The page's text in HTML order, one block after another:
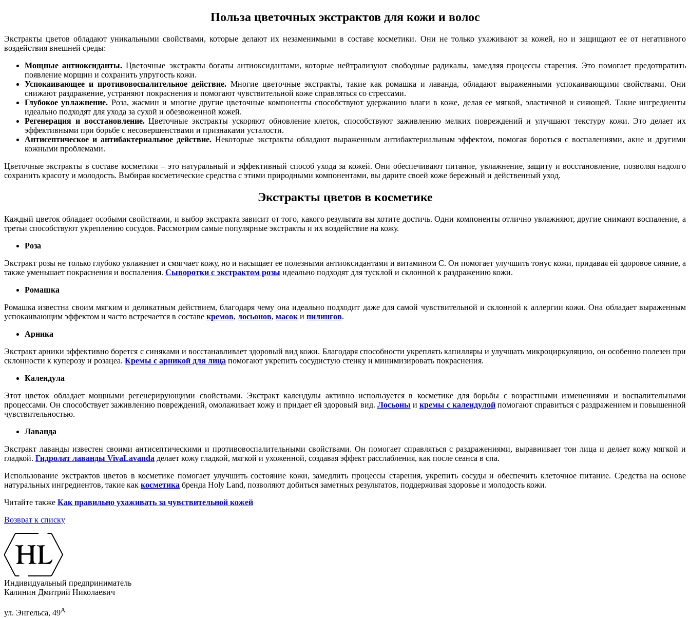
Польза цветочных экстрактов для кожи и волос
Экстракты цветов обладают уникальными свойствами, которые делают их незаменимыми в составе косметики. Они не только ухаживают за кожей, но и защищают ее от негативного
воздействия внешней среды:
Мощные антиоксиданты. Цветочные экстракты богаты антиоксидантами, которые нейтрализуют свободные радикалы, замедляя процессы старения. Это помогает предотвратить
появление морщин и сохранить упругость кожи.
Успокаивающее и противовоспалительное действие.Многие цветочные экстракты, такие как ромашка и лаванда, обладают выраженными успокаивающими свойствами. Они
снижают раздражение, устраняют покраснения и помогают чувствительной коже справляться со стрессами.
Глубокое увлажнение. Роза, жасмин и многие другие цветочные компоненты способствуют удержанию влаги в коже, делая ее мягкой, эластичной и сияющей. Такие ингредиенты
идеально подходят для ухода за сухой и обезвоженной кожей.
Регенерация и восстановление.Цветочные экстракты ускоряют обновление клеток, способствуют заживлению мелких повреждений и улучшают текстуру кожи. Это делает их
эффективными при борьбе с несовершенствами и признаками усталости.
Антисептическое и антибактериальное действие.Некоторые экстракты обладают выраженным антибактериальным эффектом, помогая бороться с воспалениями, акне и другими
кожными проблемами.
Цветочные экстракты в составе косметики – это натуральный и эффективный способ ухода за кожей. Они обеспечивают питание, увлажнение, защиту и восстановление, позволяя надолго
сохранить красоту и молодость. Выбирая косметические средства с этими природными компонентами, вы дарите своей коже бережный и действенный уход.
Экстракты цветов в косметике
Каждый цветок обладает особыми свойствами, и выбор экстракта зависит от того, какого результата вы хотите достичь. Одни компоненты отлично увлажняют, другие снимают воспаление, а
третьи способствуют укреплению сосудов. Рассмотрим самые популярные экстракты и их воздействие на кожу.
Роза
Экстракт розы не только глубоко увлажняет и смягчает кожу, но и насыщает ее полезными антиоксидантами и витамином С. Он помогает улучшить тонус кожи, придавая ей здоровое сияние, а
также уменьшает покраснения и воспаления. Сыворотки с экстрактом розы идеально подходят для тусклой и склонной к раздражению кожи.
Ромашка
Ромашка известна своим мягким и деликатным действием, благодаря чему она идеально подходит даже для самой чувствительной и склонной к аллергии кожи. Она обладает выраженным
успокаивающим эффектом и часто встречается в составе кремов, лосьонов, масок и пилингов.
Арника
Экстракт арники эффективно борется с синяками и восстанавливает здоровый вид кожи. Благодаря способности укреплять капилляры и улучшать микроциркуляцию, он особенно полезен при
склонности к куперозу и розацеа. Кремы с арникой для лица помогают укрепить сосудистую стенку и минимизировать покраснения.
Календула
Этот цветок обладает мощными регенерирующими свойствами. Экстракт календулы активно используется в косметике для борьбы с возрастными изменениями и воспалительными
процессами. Он способствует заживлению повреждений, омолаживает кожу и придает ей здоровый вид. Лосьоны и кремы с календулойпомогают справиться с раздражением и повышенной
чувствительностью.
Лаванда
Экстракт лаванды известен своими антисептическими и противовоспалительными свойствами. Он помогает справляться с раздражениями, выравнивает тон лица и делает кожу мягкой и
гладкой. Гидролат лаванды VivaLavanda делает кожу гладкой, мягкой и ухоженной, создавая эффект расслабления, как после сеанса в спа.
Использование экстрактов цветов в косметике помогает улучшить состояние кожи, замедлить процессы старения, укрепить сосуды и обеспечить клеточное питание. Средства на основе
натуральных ингредиентов, такие как косметика бренда Holy Land, позволяют добиться заметных результатов, поддерживая здоровье и молодость кожи.
Читайте также Как правильно ухаживать за чувствительной кожей
Возврат к списку
Индивидуальный предприниматель
Калинин Дмитрий Николаевич
ул. Энгельса, 49А